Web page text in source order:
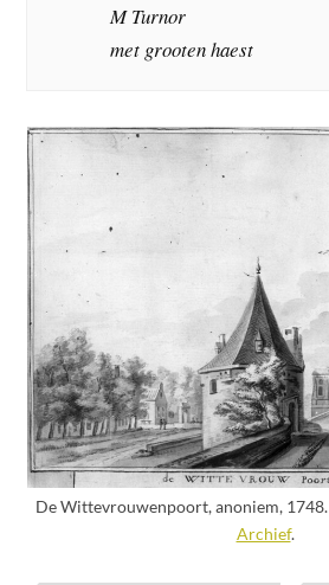
M Turnor
met grooten haest
De Wittevrouwenpoort, anoniem, 1748.
Archief.